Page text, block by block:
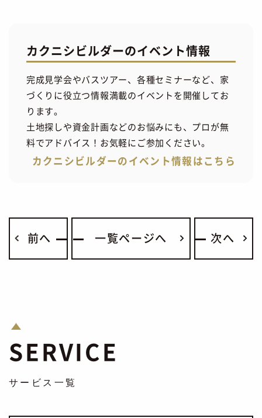
カクニシビルダーのイベント情報
完成見学会やバスツアー、各種セミナーなど、家
づくりに役立つ情報満載のイベントを開催してお
ります。
土地探しや資金計画などのお悩みにも、プロが無
料でアドバイス！お気軽にご参加ください。
カクニシビルダーのイベント情報はこちら
前へ 一覧ページへ 次へ
SERVICE
サービス一覧